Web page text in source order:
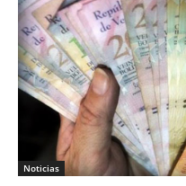
Noticias